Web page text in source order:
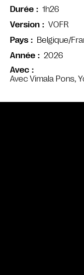
Avec
Avec Vimala Pons,
Durée
1h26
Version
VOFR
Pays
Belgique/
Année
2026